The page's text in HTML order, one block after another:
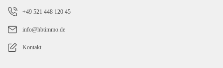
+49 521 448 120 45
info@hbtimmo.de
Kontakt